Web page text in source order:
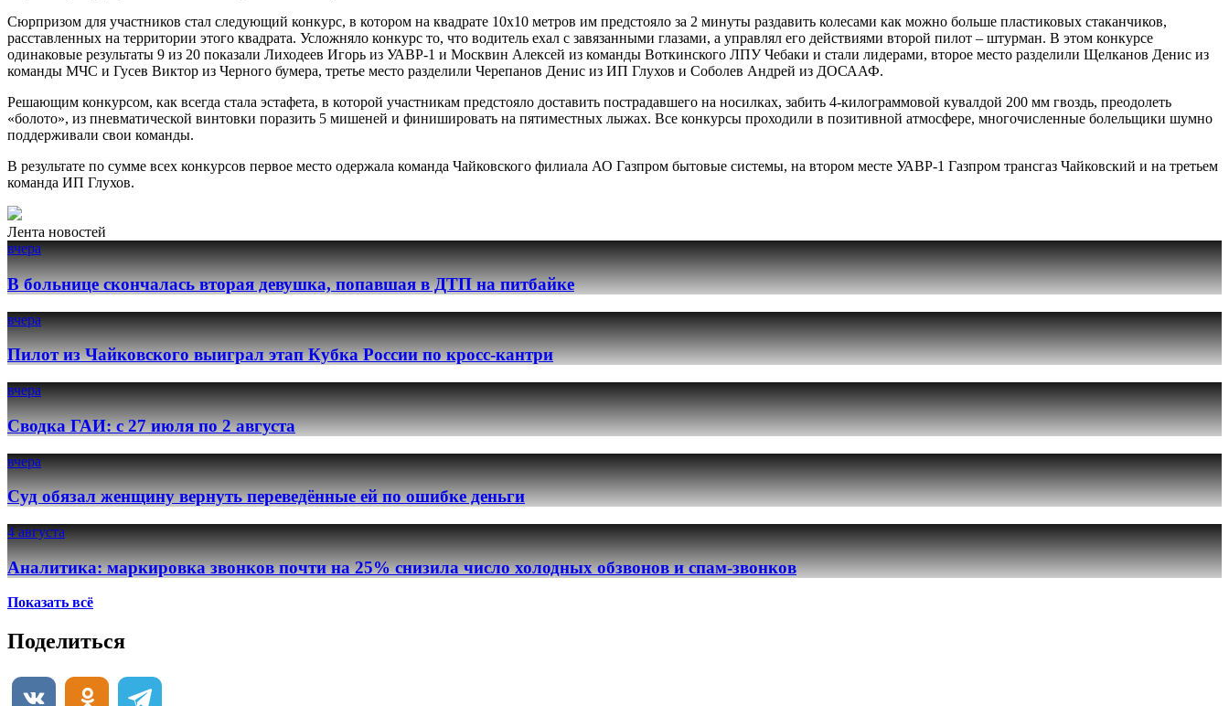
Сюрпризом для участников стал следующий конкурс, в котором на квадрате 10х10 метров им предстояло за 2 минуты раздавить колесами как можно больше пластиковых стаканчиков,
расставленных на территории этого квадрата. Усложняло конкурс то, что водитель ехал с завязанными глазами, а управлял его действиями второй пилот – штурман. В этом конкурсе
одинаковые результаты 9 из 20 показали Лиходеев Игорь из УАВР-1 и Москвин Алексей из команды Воткинского ЛПУ Чебаки и стали лидерами, второе место разделили Щелканов Денис из
команды МЧС и Гусев Виктор из Черного бумера, третье место разделили Черепанов Денис из ИП Глухов и Соболев Андрей из ДОСААФ.
Решающим конкурсом, как всегда стала эстафета, в которой участникам предстояло доставить пострадавшего на носилках, забить 4-килограммовой кувалдой 200 мм гвоздь, преодолеть
«болото», из пневматической винтовки поразить 5 мишеней и финишировать на пятиместных лыжах. Все конкурсы проходили в позитивной атмосфере, многочисленные болельщики шумно
поддерживали свои команды.
В результате по сумме всех конкурсов первое место одержала команда Чайковского филиала АО Газпром бытовые системы, на втором месте УАВР-1 Газпром трансгаз Чайковский и на третьем
команда ИП Глухов.
Лента новостей
вчера
В больнице скончалась вторая девушка, попавшая в ДТП на питбайке
вчера
Пилот из Чайковского выиграл этап Кубка России по кросс-кантри
вчера
Сводка ГАИ: с 27 июля по 2 августа
вчера
Суд обязал женщину вернуть переведённые ей по ошибке деньги
4 августа
Аналитика: маркировка звонков почти на 25% снизила число холодных обзвонов и спам-звонков
Показать всё
Поделиться